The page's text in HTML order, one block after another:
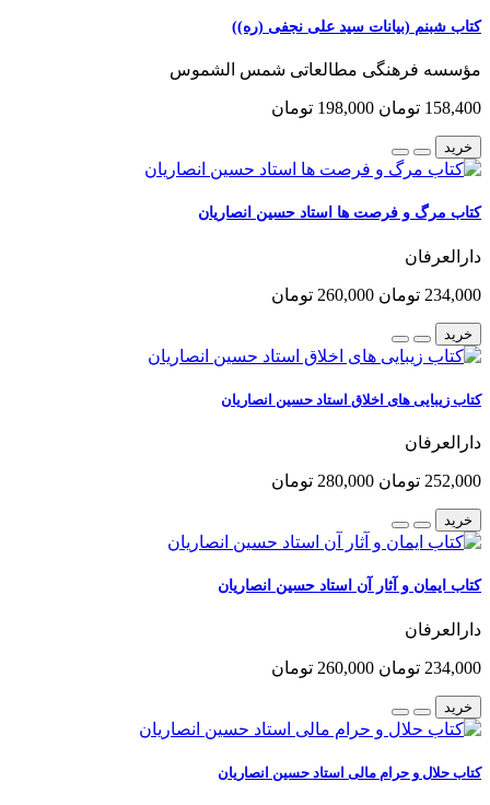
کتاب شبنم (بیانات سید علی نجفی (ره))
مؤسسه فرهنگی مطالعاتی شمس الشموس
158,400 تومان 198,000 تومان
خرید
کتاب مرگ و فرصت ها استاد حسین انصاریان
دارالعرفان
234,000 تومان 260,000 تومان
خرید
کتاب زیبایی های اخلاق استاد حسین انصاریان
دارالعرفان
252,000 تومان 280,000 تومان
خرید
کتاب ایمان و آثار آن استاد حسین انصاریان
دارالعرفان
234,000 تومان 260,000 تومان
خرید
کتاب حلال و حرام مالی استاد حسین انصاریان